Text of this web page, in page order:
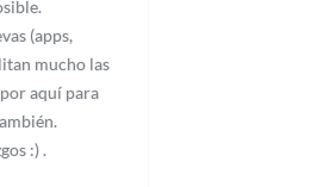
(apps,
mucho las
aquí para
:) .